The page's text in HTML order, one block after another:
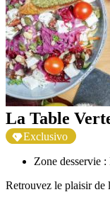
La Table
Exclusivo
Zone desservie
Retrouvez le plaisir de